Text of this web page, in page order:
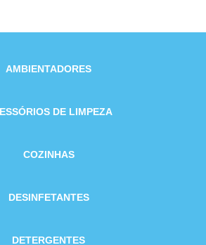
AMBIENTADORES
DE LIMPEZA
COZINHAS
DESINFETANTES
DETERGENTES